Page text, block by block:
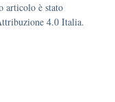
articolo è stato
4.0 Italia.